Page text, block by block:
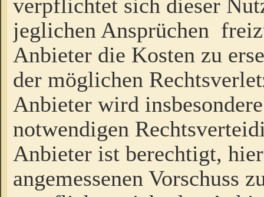
verpflichtet sich dieser
jeglichen Ansprüchen
Anbieter die Kosten zu
der möglichen
Anbieter wird
notwendigen
Anbieter ist berechtigt,
angemessenen Vorschuss